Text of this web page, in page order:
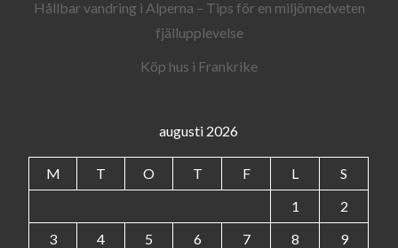
Hållbar vandring i Alperna – Tips för en miljömedveten
fjällupplevelse
Köp hus i Frankrike
augusti 2026
M T O T F L
S
1
2
3
4 5 6 7 8
9